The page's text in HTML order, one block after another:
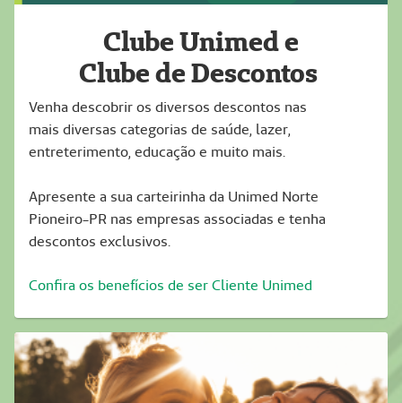
Clube Unimed e
Clube de Descontos
Venha descobrir os diversos descontos nas
mais diversas categorias de saúde, lazer,
entreterimento, educação e muito mais.
Apresente a sua carteirinha da Unimed Norte
Pioneiro-PR nas empresas associadas e tenha
descontos exclusivos.
Confira os benefícios de ser Cliente Unimed